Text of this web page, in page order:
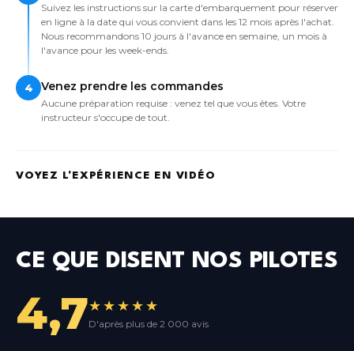
Suivez les instructions sur la carte d'embarquement pour réserver
en ligne à la date qui vous convient dans les 12 mois après l'achat.
Nous recommandons 10 jours à l'avance en semaine, un mois à
l'avance pour les week-ends.
4 Venez prendre les commandes
Aucune préparation requise : venez tel que vous êtes. Votre
instructeur s'occupe de tout.
VOYEZ L'EXPÉRIENCE EN VIDÉO
CE QUE DISENT NOS PILOTES
4,7★★★★★
D'après plus de 2 000 avis